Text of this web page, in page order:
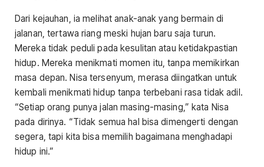
Dari kejauhan, ia melihat anak-anak yang bermain di
jalanan, tertawa riang meski hujan baru saja turun.
Mereka tidak peduli pada kesulitan atau ketidakpastian
hidup. Mereka menikmati momen itu, tanpa memikirkan
masa depan. Nisa tersenyum, merasa diingatkan untuk
kembali menikmati hidup tanpa terbebani rasa tidak adil.
“Setiap orang punya jalan masing-masing,” kata Nisa
pada dirinya. “Tidak semua hal bisa dimengerti dengan
segera, tapi kita bisa memilih bagaimana menghadapi
hidup ini.”